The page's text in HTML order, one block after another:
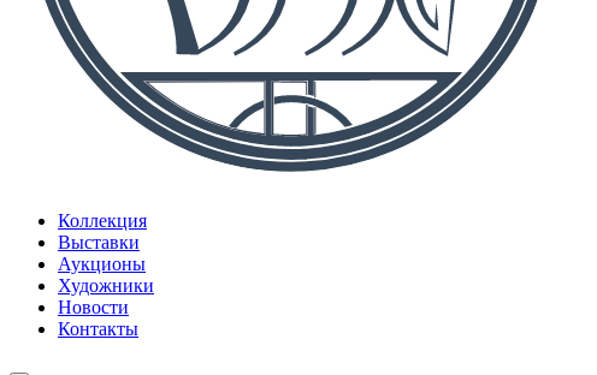
Коллекция
Выставки
Аукционы
Художники
Новости
Контакты